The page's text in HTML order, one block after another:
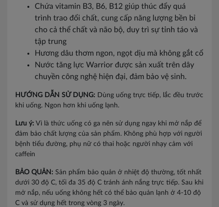
Chứa vitamin B3, B6, B12 giúp thúc đẩy quá
trình trao đổi chất, cung cấp năng lượng bền bỉ
cho cả thể chất và não bộ, duy trì sự tỉnh táo và
tập trung
Hương dâu thơm ngon, ngọt dịu mà không gắt cổ
Nước tăng lực Warrior được sản xuất trên dây
chuyền công nghệ hiện đại, đảm bảo vệ sinh.
HƯỚNG DẪN SỬ DỤNG: Dùng uống trực tiếp, lắc đều trước
khi uống. Ngon hơn khi uống lạnh.
Lưu ý: Vì là thức uống có ga nên sử dụng ngay khi mở nắp để
đảm bảo chất lượng của sản phẩm. Không phù hợp với người
bệnh tiểu đường, phụ nữ có thai hoặc người nhạy cảm với
caffein
BẢO QUẢN: Sản phẩm bảo quản ở nhiệt độ thường, tốt nhất
dưới 30 độ C, tối đa 35 độ C tránh ánh nắng trực tiếp. Sau khi
mở nắp, nếu uống không hết có thể bảo quản lạnh ở 4-10 độ
C và sử dụng hết trong vòng 3 ngày.